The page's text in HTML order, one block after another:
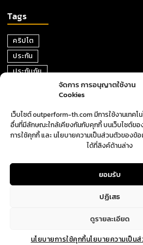
จัดการ การอนุญาตใช้งาน
Cookies
เว็บไซต์ outperform-th.com มีการใช้งานเทคโ
อื่นที่มีลักษณะใกล้เคียงกันกับคุกกี้ บนเว็บไซต์ขอ
การใช้คุกกี้ และ นโยบายความเป็นส่วนตัวของข้
ได้ที่ลิงค์ด้านล่าง
ยอมรับ
ปฏิเสธ
ดูรายละเอียด
นโยบายการใช้คุกกี้นโยบายความเป็น
Tags
คริปโต
ประกัน
ประกันภัย
ตราสารหนี้
อสังหาริมทรัพย์
ตลาดหุ้น
Copyright © Outperform. All Rights